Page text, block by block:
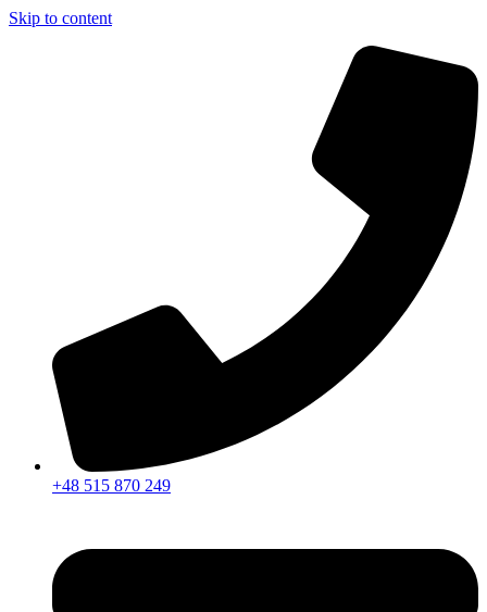
Skip to content
+48 515 870 249